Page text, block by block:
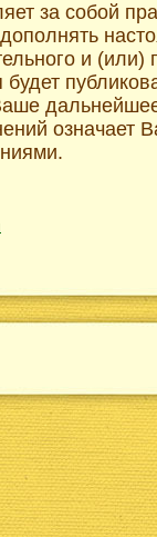
за собой
и (или)
означает